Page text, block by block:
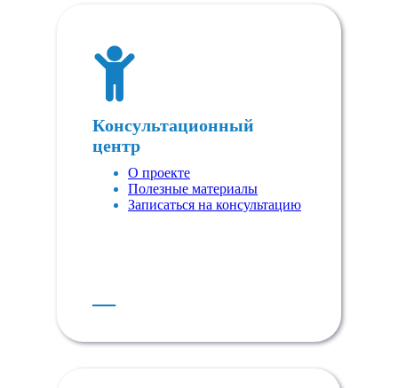
Консультационный
центр
О проекте
Полезные материалы
Записаться на консультацию